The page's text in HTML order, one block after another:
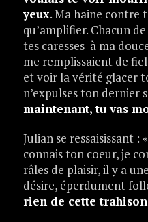
yeux. Ma haine contre
qu’amplifier. Chacun
tes caresses à ma
me remplissaient de
et voir la vérité glacer
n’expulses ton dernier
maintenant, tu vas
Julian se ressaisissant :
connais ton coeur, je
râles de plaisir, il y a
désire, éperdument
rien de cette